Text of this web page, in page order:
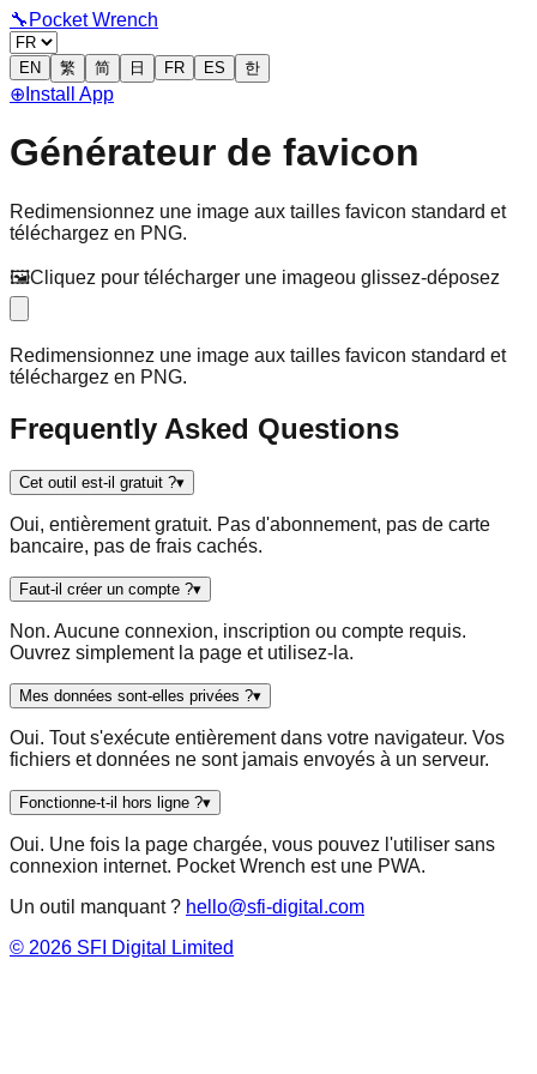
🔧 Pocket Wrench
EN 繁 简 日 FR ES 한
⊕ Install App
Générateur de favicon
Redimensionnez une image aux tailles favicon standard et
téléchargez en PNG.
🖼️Cliquez pour télécharger une imageou glissez-déposez
Redimensionnez une image aux tailles favicon standard et
téléchargez en PNG.
Frequently Asked Questions
Cet outil est-il gratuit ?▾
Oui, entièrement gratuit. Pas d'abonnement, pas de carte
bancaire, pas de frais cachés.
Faut-il créer un compte ?▾
Non. Aucune connexion, inscription ou compte requis.
Ouvrez simplement la page et utilisez-la.
Mes données sont-elles privées ?▾
Oui. Tout s'exécute entièrement dans votre navigateur. Vos
fichiers et données ne sont jamais envoyés à un serveur.
Fonctionne-t-il hors ligne ?▾
Oui. Une fois la page chargée, vous pouvez l'utiliser sans
connexion internet. Pocket Wrench est une PWA.
Un outil manquant ? hello@sfi-digital.com
© 2026 SFI Digital Limited